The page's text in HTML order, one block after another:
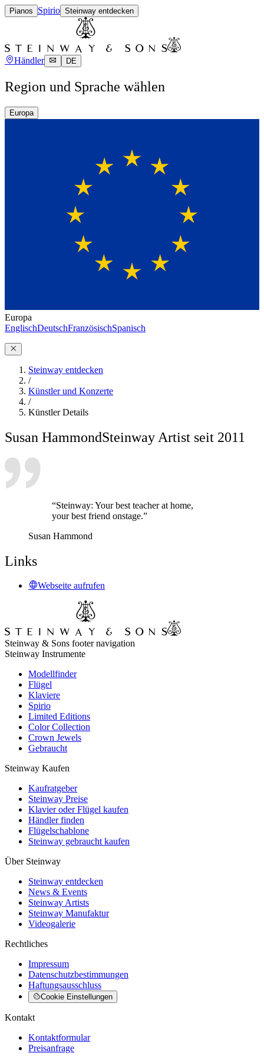
Pianos Spirio Steinway entdecken
Händler DE
Region und Sprache wählen
Europa
Europa
EnglischDeutschFranzösischSpanisch
Steinway entdecken
/
Künstler und Konzerte
/
Künstler Details
Susan HammondSteinway Artist seit 2011
“Steinway: Your best teacher at home,
your best friend onstage.”
Susan Hammond
Links
Webseite aufrufen
Steinway & Sons footer navigation
Steinway Instrumente
Modellfinder
Flügel
Klaviere
Spirio
Limited Editions
Color Collection
Crown Jewels
Gebraucht
Steinway Kaufen
Kaufratgeber
Steinway Preise
Klavier oder Flügel kaufen
Händler finden
Flügelschablone
Steinway gebraucht kaufen
Über Steinway
Steinway entdecken
News & Events
Steinway Artists
Steinway Manufaktur
Videogalerie
Rechtliches
Impressum
Datenschutzbestimmungen
Haftungsausschluss
Cookie Einstellungen
Kontakt
Kontaktformular
Preisanfrage